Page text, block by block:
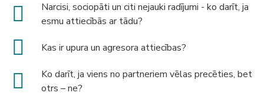
Narcisi, sociopāti un citi nejauki radījumi - ko darīt, ja
esmu attiecībās ar tādu?
Kas ir upura un agresora attiecības?
Ko darīt, ja viens no partneriem vēlas precēties, bet
otrs – ne?